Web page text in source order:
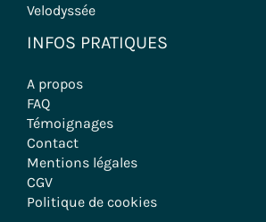
Velodyssée
INFOS PRATIQUES
A propos
FAQ
Témoignages
Contact
Mentions légales
CGV
Politique de cookies